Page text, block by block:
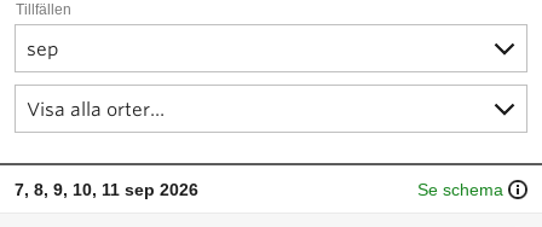
Tillfällen
7, 8, 9, 10, 11 sep 2026 Se schema